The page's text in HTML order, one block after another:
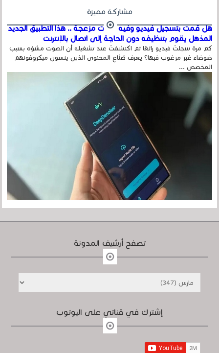
مشاركة مميزة
هل قمت بتسجيل فيديو وفيه أصوت مزعجة .. هذا التطبيق الجديد
المذهل يقوم بتنظيفه دون الحاجة إلى اتصال بالإنترنت
كم مرة سجلتَ فيديو رائعًا ثم اكتشفتَ عند تشغيله أن الصوت مشوّه بسبب
ضوضاء غير مرغوب فيها؟ يعرف صُنّاع المحتوى الذين ينسون ميكروفونهم
المخصص ...
تصفح أرشيف المدونة
إشترك في قناتي على اليوتوب